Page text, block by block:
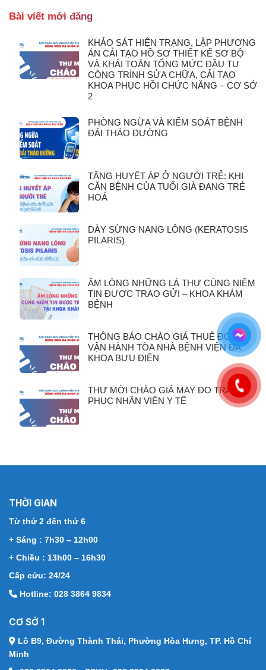
Bài viết mới đăng
KHẢO SÁT HIỆN TRẠNG, LẬP PHƯƠNG
ÁN CẢI TẠO HỒ SƠ THIẾT KẾ SƠ BỘ
VÀ KHÁI TOÁN TỔNG MỨC ĐẦU TƯ
CÔNG TRÌNH SỬA CHỮA, CẢI TẠO
KHOA PHỤC HỒI CHỨC NĂNG – CƠ SỞ
2
PHÒNG NGỪA VÀ KIỂM SOÁT BỆNH
ĐÁI THÁO ĐƯỜNG
TĂNG HUYẾT ÁP Ở NGƯỜI TRẺ: KHI
CĂN BỆNH CỦA TUỔI GIÀ ĐANG TRẺ
HOÁ
DÀY SỪNG NANG LÔNG (KERATOSIS
PILARIS)
ẤM LÒNG NHỮNG LÁ THƯ CÙNG NIỀM
TIN ĐƯỢC TRAO GỬI – KHOA KHÁM
BỆNH
THÔNG BÁO CHÀO GIÁ THUÊ ĐƠN VỊ
VẬN HÀNH TÒA NHÀ BỆNH VIỆN ĐA
KHOA BƯU ĐIỆN
THƯ MỜI CHÀO GIÁ MAY ĐO TRANG
PHỤC NHÂN VIÊN Y TẾ
THỜI GIAN
Từ thứ 2 đến thứ 6
+ Sáng : 7h30 – 12h00
+ Chiều : 13h00 – 16h30
Cấp cứu: 24/24
Hotline: 028 3864 9834
CƠ SỞ 1
Lô B9, Đường Thành Thái, Phường Hòa Hưng, TP. Hồ Chí
Minh